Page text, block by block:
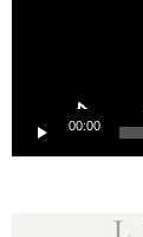
00:00